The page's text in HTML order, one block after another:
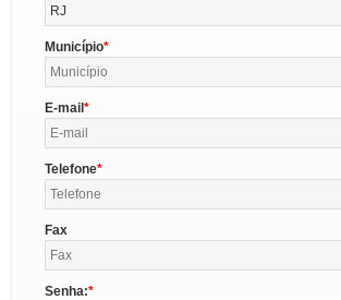
RJ
Município
E-mail
Telefone
Fax
Senha: